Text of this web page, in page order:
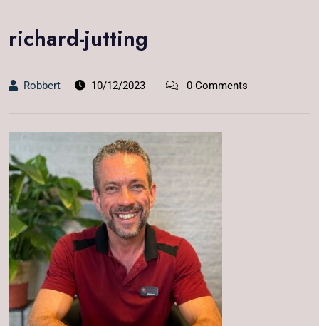
richard-jutting
Robbert 10/12/2023 0 Comments